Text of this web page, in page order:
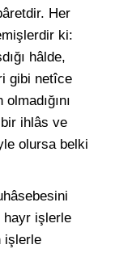
Her
ki:
hâlde,
gibi netîce
ihlâs ve
olursa belki
hayr işlerle
işlerle